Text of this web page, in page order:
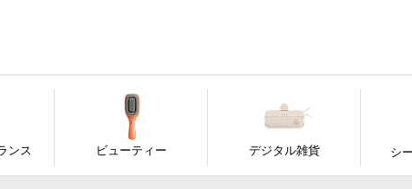
ンス ビューティー デジタル雑貨 シ